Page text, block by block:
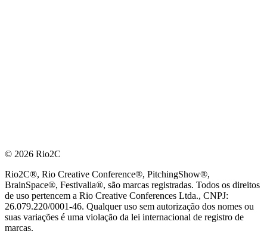
© 2026 Rio2C
Rio2C®, Rio Creative Conference®, PitchingShow®,
BrainSpace®, Festivalia®, são marcas registradas. Todos os direitos
de uso pertencem a Rio Creative Conferences Ltda., CNPJ:
26.079.220/0001-46. Qualquer uso sem autorização dos nomes ou
suas variações é uma violação da lei internacional de registro de
marcas.